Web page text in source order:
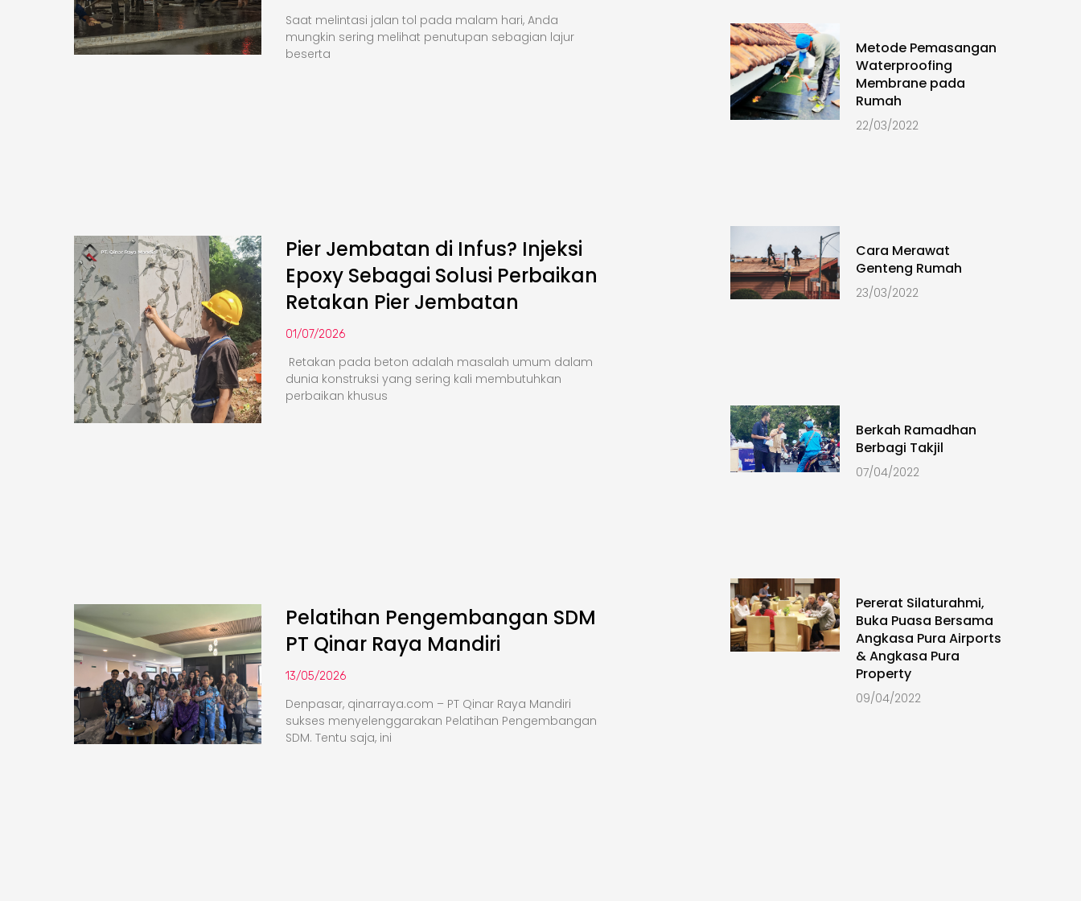
Saat melintasi jalan tol pada malam hari, Anda
mungkin sering melihat penutupan sebagian lajur
beserta
Pier Jembatan di Infus? Injeksi
Epoxy Sebagai Solusi Perbaikan
Retakan Pier Jembatan
01/07/2026
Retakan pada beton adalah masalah umum dalam
dunia konstruksi yang sering kali membutuhkan
perbaikan khusus
Pelatihan Pengembangan SDM
PT Qinar Raya Mandiri
13/05/2026
Denpasar, qinarraya.com – PT Qinar Raya Mandiri
sukses menyelenggarakan Pelatihan Pengembangan
SDM. Tentu saja, ini
Metode Pemasangan
Waterproofing
Membrane pada
Rumah
22/03/2022
Cara Merawat
Genteng Rumah
23/03/2022
Berkah Ramadhan
Berbagi Takjil
07/04/2022
Pererat Silaturahmi,
Buka Puasa Bersama
Angkasa Pura Airports
& Angkasa Pura
Property
09/04/2022